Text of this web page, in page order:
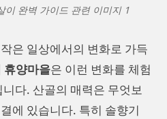
이 완벽 가이드 관련 이미지 1
은 일상에서의 변화로 가득
휴양마을은 이런 변화를 체험
다. 산골의 매력은 무엇보
에 있습니다. 특히 솔향기